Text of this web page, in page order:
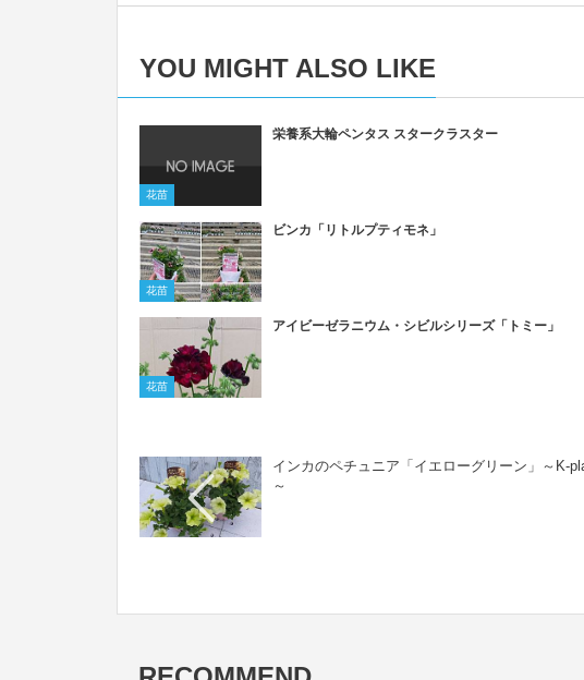
YOU MIGHT ALSO LIKE
花苗
栄養系大輪ペンタス スタークラスター
花苗
ビンカ「リトルプティモネ」
花苗
アイビーゼラニウム・シビルシリーズ「トミー」
インカのペチュニア「イエローグリーン」～K-
～